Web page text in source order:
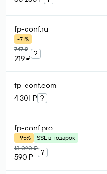
fp-conf.ru
-71%
747 ₽
219 ₽
?
fp-conf.com
4 301 ₽ ?
fp-conf.pro
-95%
SSL в подарок
13 090 ₽
590 ₽
?